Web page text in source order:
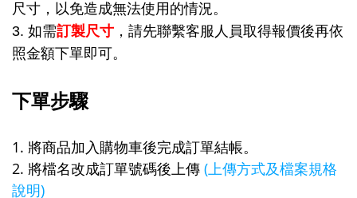
尺寸，以免造成無法使用的情況。
3. 如需訂製尺寸 ，請先聯繫客服人員取得報價後再依
照金額下單即可。
下單步驟
1. 將商品加入購物車後完成訂單結帳。
2. 將檔名改成訂單號碼後上傳 (上傳方式及檔案規格
說明)